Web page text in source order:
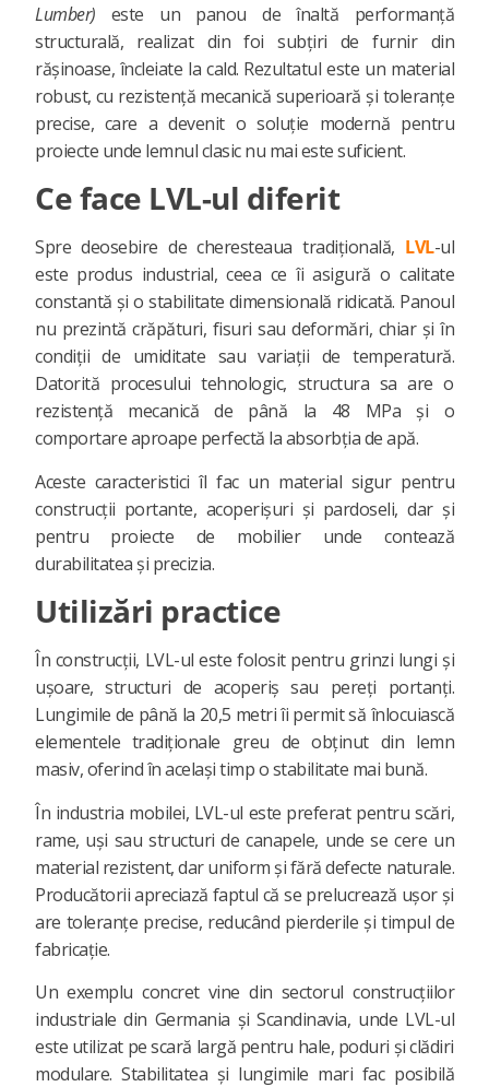
Lumber) este un panou de înaltă performanță
structurală, realizat din foi subțiri de furnir din
rășinoase, încleiate la cald. Rezultatul este un material
robust, cu rezistență mecanică superioară și toleranțe
precise, care a devenit o soluție modernă pentru
proiecte unde lemnul clasic nu mai este suficient.
Ce face LVL-ul diferit
Spre deosebire de cheresteaua tradițională, LVL-ul
este produs industrial, ceea ce îi asigură o calitate
constantă și o stabilitate dimensională ridicată. Panoul
nu prezintă crăpături, fisuri sau deformări, chiar și în
condiții de umiditate sau variații de temperatură.
Datorită procesului tehnologic, structura sa are o
rezistență mecanică de până la 48 MPa și o
comportare aproape perfectă la absorbția de apă.
Aceste caracteristici îl fac un material sigur pentru
construcții portante, acoperișuri și pardoseli, dar și
pentru proiecte de mobilier unde contează
durabilitatea și precizia.
Utilizări practice
În construcții, LVL-ul este folosit pentru grinzi lungi și
ușoare, structuri de acoperiș sau pereți portanți.
Lungimile de până la 20,5 metri îi permit să înlocuiască
elementele tradiționale greu de obținut din lemn
masiv, oferind în același timp o stabilitate mai bună.
În industria mobilei, LVL-ul este preferat pentru scări,
rame, uși sau structuri de canapele, unde se cere un
material rezistent, dar uniform și fără defecte naturale.
Producătorii apreciază faptul că se prelucrează ușor și
are toleranțe precise, reducând pierderile și timpul de
fabricație.
Un exemplu concret vine din sectorul construcțiilor
industriale din Germania și Scandinavia, unde LVL-ul
este utilizat pe scară largă pentru hale, poduri și clădiri
modulare. Stabilitatea și lungimile mari fac posibilă